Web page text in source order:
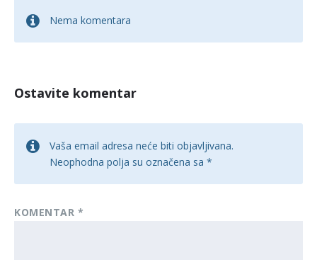
Nema komentara
Ostavite komentar
Vaša email adresa neće biti objavljivana.
Neophodna polja su označena sa *
KOMENTAR*